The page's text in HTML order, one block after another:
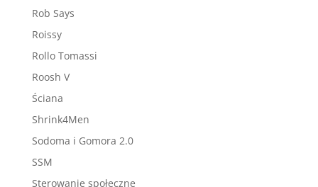
Rob Says
Roissy
Rollo Tomassi
Roosh V
Ściana
Shrink4Men
Sodoma i Gomora 2.0
SSM
Sterowanie społeczne